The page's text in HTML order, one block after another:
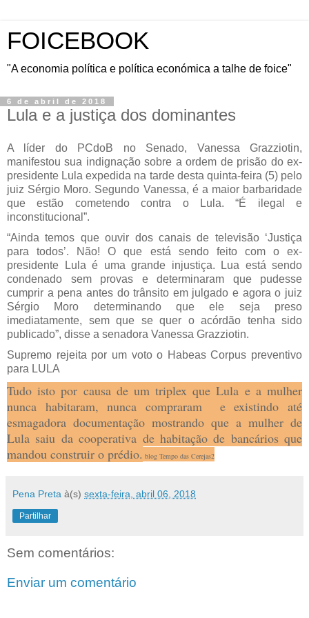
FOICEBOOK
"A economia política e política económica a talhe de foice"
6 de abril de 2018
Lula e a justiça dos dominantes
A líder do PCdoB no Senado, Vanessa Grazziotin,
manifestou sua indignação sobre a ordem de prisão do ex-
presidente Lula expedida na tarde desta quinta-feira (5) pelo
juiz Sérgio Moro. Segundo Vanessa, é a maior barbaridade
que estão cometendo contra o Lula. “É ilegal e
inconstitucional”.
“Ainda temos que ouvir dos canais de televisão ‘Justiça
para todos’. Não! O que está sendo feito com o ex-
presidente Lula é uma grande injustiça. Lua está sendo
condenado sem provas e determinaram que pudesse
cumprir a pena antes do trânsito em julgado e agora o juiz
Sérgio Moro determinando que ele seja preso
imediatamente, sem que se quer o acórdão tenha sido
publicado”, disse a senadora Vanessa Grazziotin.
Supremo rejeita por um voto o Habeas Corpus preventivo
para LULA
Tudo isto por causa de um triplex que Lula e a mulher
nunca habitaram, nunca compraram e existindo até
esmagadora documentação mostrando que a mulher de
Lula saiu da cooperativa de habitação de bancários que
mandou construir o prédio. blog Tempo das Cerejas2
Pena Preta à(s) sexta-feira, abril 06, 2018
Partilhar
Sem comentários:
Enviar um comentário